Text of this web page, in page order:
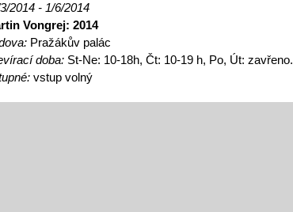
2014 - 1/6/2014
Vongrej: 2014
Pražákův palác
doba: St-Ne: 10-18h, Čt: 10-19 h, Po, Út: zavřeno.
vstup volný